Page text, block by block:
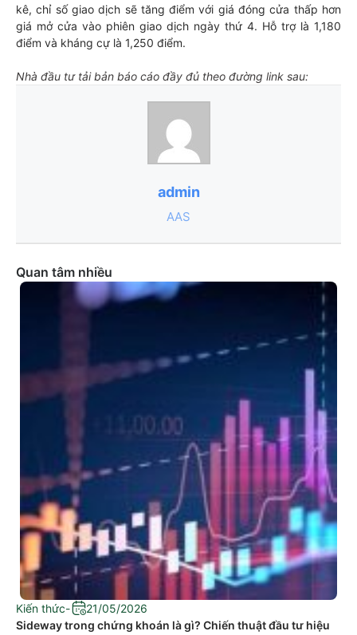
kê, chỉ số giao dịch sẽ tăng điểm với giá đóng cửa thấp hơn
giá mở cửa vào phiên giao dịch ngày thứ 4. Hỗ trợ là 1,180
điểm và kháng cự là 1,250 điểm.
Nhà đầu tư tải bản báo cáo đầy đủ theo đường link sau:
admin
AAS
Quan tâm nhiều
Kiến thức-
21/05/2026
Sideway trong chứng khoán là gì? Chiến thuật đầu tư hiệu